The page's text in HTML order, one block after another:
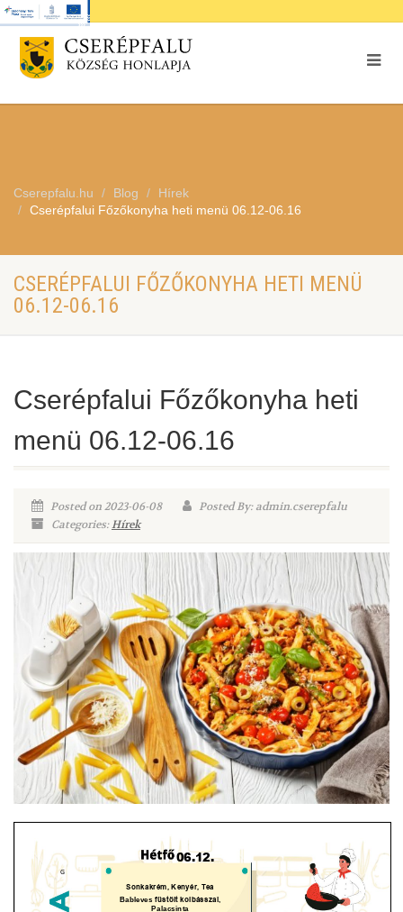
Cserepfalu.hu Blog
Hírek
Cserépfalui Főzőkonyha heti menü 06.12-06.16
CSERÉPFALUI FŐZŐKONYHA HETI MENÜ
06.12-06.16
Cserépfalui Főzőkonyha heti
menü 06.12-06.16
Posted on 2023-06-08
Posted By: admin.cserepfalu
Categories:Hírek